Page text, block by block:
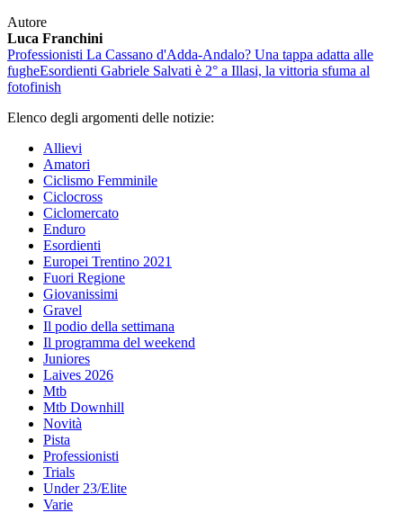
Autore
Luca Franchini
Professionisti La Cassano d'Adda-Andalo? Una tappa adatta alle
fugheEsordienti Gabriele Salvati è 2° a Illasi, la vittoria sfuma al
fotofinish
Elenco degli argomenti delle notizie:
Allievi
Amatori
Ciclismo Femminile
Ciclocross
Ciclomercato
Enduro
Esordienti
Europei Trentino 2021
Fuori Regione
Giovanissimi
Gravel
Il podio della settimana
Il programma del weekend
Juniores
Laives 2026
Mtb
Mtb Downhill
Novità
Pista
Professionisti
Trials
Under 23/Elite
Varie